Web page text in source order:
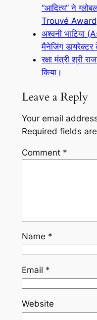
“आदित्य” ने
Trouvé Award)
अश्वनी भाटिया
मैनेजिंग डायरेक्टर
रक्षा मंत्री श्री
किया।
Leave a Reply
Your email
Required fields
Comment *
Name *
Email *
Website